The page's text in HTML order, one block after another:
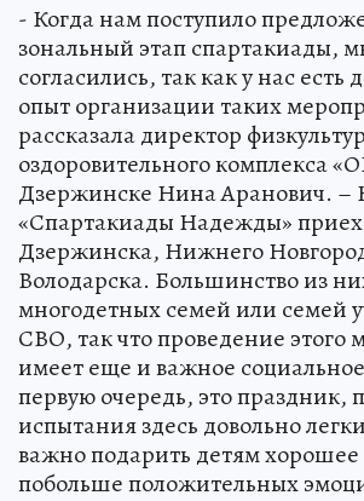
- Когда нам поступило
зональный этап спартакиады,
согласились, так как у нас есть
опыт организации таких
рассказала директор
оздоровительного комплекса
Дзержинске Нина Аранович. –
«Спартакиады Надежды»
Дзержинска, Нижнего
Володарска. Большинство из
многодетных семей или семей
СВО, так что проведение этого
имеет еще и важное
первую очередь, это праздник,
испытания здесь довольно
важно подарить детям
побольше положительных